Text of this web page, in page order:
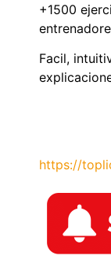
+1500
Facil,
https://